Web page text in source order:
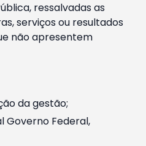
ressalvadas as
serviços ou resultados
não apresentem
da gestão;
Governo Federal,